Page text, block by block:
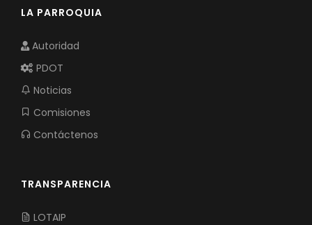
LA PARROQUIA
Autoridad
PDOT
Noticias
Comisiones
Contáctenos
TRANSPARENCIA
LOTAIP